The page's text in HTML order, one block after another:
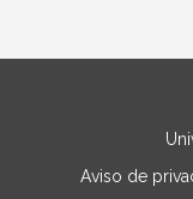
Aviso de